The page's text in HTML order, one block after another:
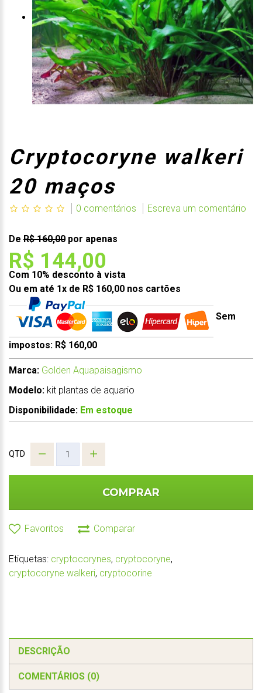
Cryptocoryne walkeri
20 maços
0 comentários Escreva um comentário
De R$ 160,00 por apenas
R$ 144,00
Com 10% desconto à vista
Ou em até 1x de R$ 160,00 nos cartões
Sem
impostos: R$ 160,00
Marca: Golden Aquapaisagismo
Modelo: kit plantas de aquario
Disponibilidade: Em estoque
QTD
COMPRAR
Favoritos Comparar
Etiquetas: cryptocorynes, cryptocoryne,
cryptocoryne walkeri, cryptocorine
DESCRIÇÃO
COMENTÁRIOS (0)